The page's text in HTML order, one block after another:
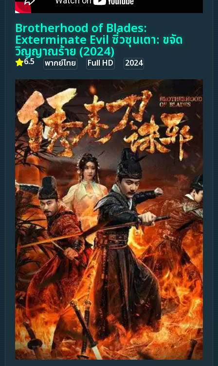
Brotherhood of Blades:
Exterminate Evil ซิ่วซุนเตา: ขจัด
วิญญาณร้าย (2024)
6.5 พากย์ไทย Full HD 2024